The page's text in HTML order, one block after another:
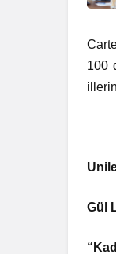
100
Gül